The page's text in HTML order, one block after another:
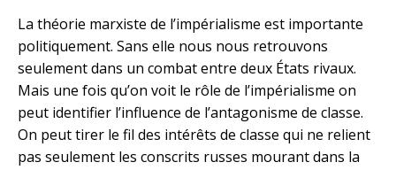
La théorie marxiste de l’impérialisme est importante
politiquement. Sans elle nous nous retrouvons
seulement dans un combat entre deux États rivaux.
Mais une fois qu’on voit le rôle de l’impérialisme on
peut identifier l’influence de l’antagonisme de classe.
On peut tirer le fil des intérêts de classe qui ne relient
pas seulement les conscrits russes mourant dans la